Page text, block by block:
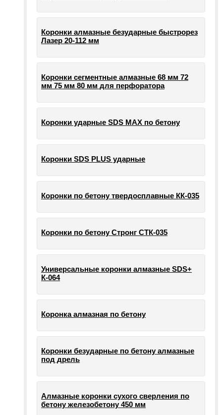
Коронки алмазные безударные быстрорез
Лазер 20-112 мм
Коронки сегментные алмазные 68 мм 72
мм 75 мм 80 мм для перфоратора
Коронки ударные SDS MAX по бетону
Коронки SDS PLUS ударные
Коронки по бетону твердосплавные КК-035
Коронки по бетону Стронг СТК-035
Универсальные коронки алмазные SDS+
К-064
Коронка алмазная по бетону
Коронки безударные по бетону алмазные
под дрель
Алмазные коронки сухого сверления по
бетону железобетону 450 мм